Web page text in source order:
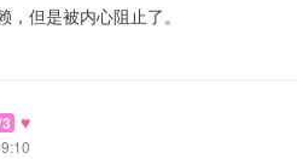
但是被内心阻止了。
♥